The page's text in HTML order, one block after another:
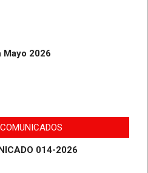
Mayo 2026
014-2026